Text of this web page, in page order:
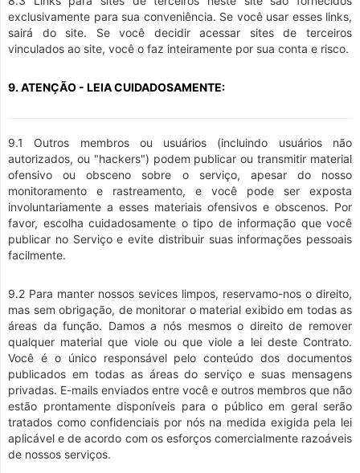
exclusivamente para sua conveniência. Se você usar esses links,
sairá do site. Se você decidir acessar sites de terceiros
vinculados ao site, você o faz inteiramente por sua conta e risco.
9. ATENÇÃO - LEIA CUIDADOSAMENTE:
9.1 Outros membros ou usuários (incluindo usuários não
autorizados, ou "hackers") podem publicar ou transmitir material
ofensivo ou obsceno sobre o serviço, apesar do nosso
monitoramento e rastreamento, e você pode ser exposta
involuntariamente a esses materiais ofensivos e obscenos. Por
favor, escolha cuidadosamente o tipo de informação que você
publicar no Serviço e evite distribuir suas informações pessoais
facilmente.
9.2 Para manter nossos sevices limpos, reservamo-nos o direito,
mas sem obrigação, de monitorar o material exibido em todas as
áreas da função. Damos a nós mesmos o direito de remover
qualquer material que viole ou que viole a lei deste Contrato.
Você é o único responsável pelo conteúdo dos documentos
publicados em todas as áreas do serviço e suas mensagens
privadas. E-mails enviados entre você e outros membros que não
estão prontamente disponíveis para o público em geral serão
tratados como confidenciais por nós na medida exigida pela lei
aplicável e de acordo com os esforços comercialmente razoáveis
de nossos serviços.